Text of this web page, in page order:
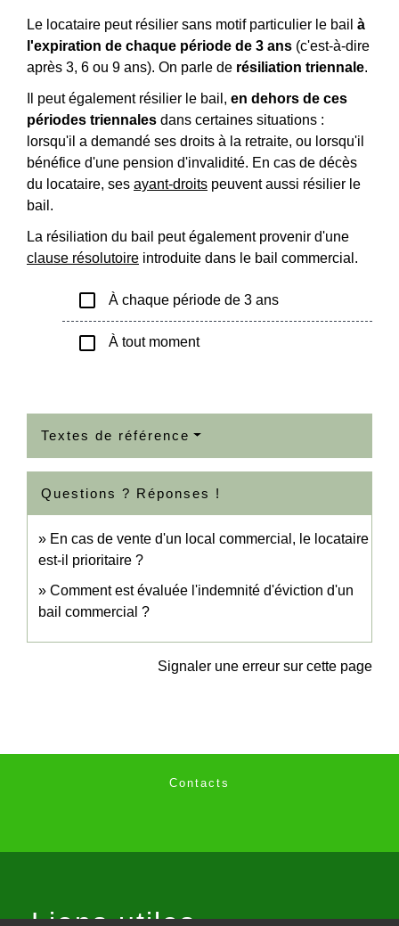
Le locataire peut résilier sans motif particulier le bail à
l'expiration de chaque période de 3 ans (c'est-à-dire
après 3, 6 ou 9 ans). On parle de résiliation triennale.
Il peut également résilier le bail, en dehors de ces
périodes triennales dans certaines situations :
lorsqu'il a demandé ses droits à la retraite, ou lorsqu'il
bénéfice d'une pension d'invalidité. En cas de décès
du locataire, ses ayant-droits peuvent aussi résilier le
bail.
La résiliation du bail peut également provenir d'une
clause résolutoire introduite dans le bail commercial.
check_box_outline_blank À chaque période de 3 ans
check_box_outline_blank À tout moment
Textes de référence
Questions ? Réponses !
En cas de vente d'un local commercial, le locataire
est-il prioritaire ?
Comment est évaluée l'indemnité d'éviction d'un
bail commercial ?
Signaler une erreur sur cette page
Contacts